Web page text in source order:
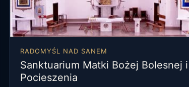
RADOMYŚL NAD SANEM
Sanktuarium Matki Bożej Bolesnej i
Pocieszenia